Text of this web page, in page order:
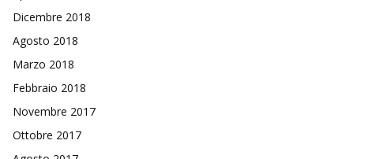
Dicembre 2018
Agosto 2018
Marzo 2018
Febbraio 2018
Novembre 2017
Ottobre 2017